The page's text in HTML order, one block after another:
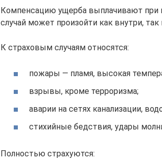
Компенсацию ущерба выплачивают при
случай может произойти как внутри,
К страховым случаям относятся:
пожары — пламя, высокая
взрывы, кроме терроризма;
аварии на сетях канализации,
стихийные бедствия, удары
Полностью страхуются: